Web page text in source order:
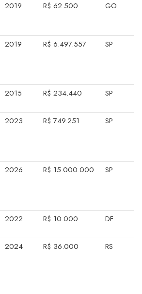
2019 R$ 62.500 GO
2019 R$ 6.497.557 SP
2015 R$ 234.440 SP
2023 R$ 749.251 SP
2026 R$ 15.000.000 SP
2022 R$ 10.000 DF
2024 R$ 36.000 RS